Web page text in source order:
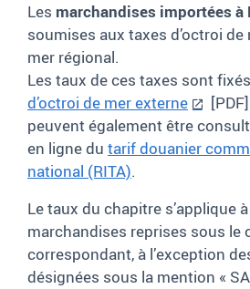
Les marchandises importées à
soumises aux taxes d’octroi de
mer régional.
Les taux de ces taxes sont
d’octroi de mer externe
peuvent également être
en lignedu tarif douanier
national (RITA).
Le taux du chapitre s’applique
marchandises reprises sous le
correspondant, à l’exception
désignées sous la mention «